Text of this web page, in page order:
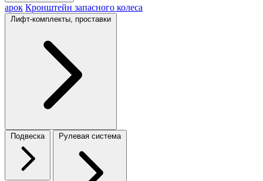
арок Кронштейн запасного колеса
Лифт-комплекты, проставки
Подвеска Рулевая система